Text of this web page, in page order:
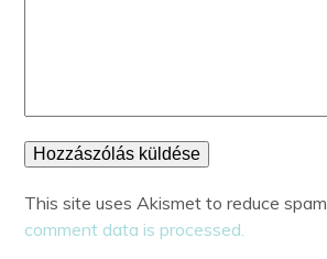
This site uses Akismet to reduce spam.
comment data is processed.